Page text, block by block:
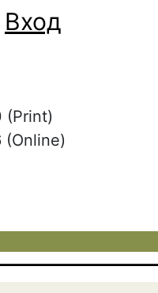
Вход
(Print)
(Online)